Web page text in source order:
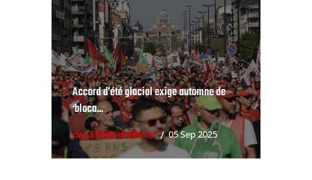
Accord d’été glacial exige automne de
‘bloca...
par Erik Demeester 05 Sep 2025